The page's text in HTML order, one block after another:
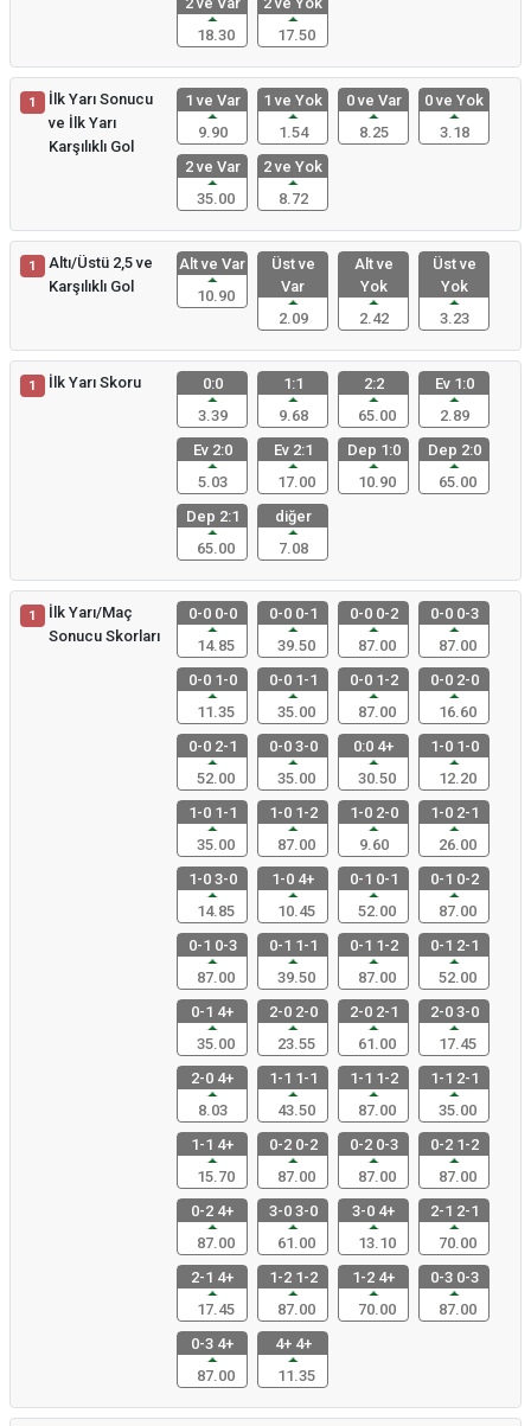
18.30
17.50
1
İlk Yarı Sonucu
ve İlk Yarı
Karşılıklı Gol
1 ve Var
9.90
1 ve Yok
1.54
0 ve Var
8.25
0 ve Yok
3.18
2 ve Var
35.00
2 ve Yok
8.72
1
Altı/Üstü 2,5 ve
Karşılıklı Gol
Alt ve Var
10.90
Üst ve
Var
2.09
Alt ve
Yok
2.42
Üst ve
Yok
3.23
1 İlk Yarı Skoru
0:0
3.39
1:1
9.68
2:2
65.00
Ev 1:0
2.89
Ev 2:0
5.03
Ev 2:1
17.00
Dep 1:0
10.90
Dep 2:0
65.00
Dep 2:1
65.00
diğer
7.08
1
İlk Yarı/Maç
Sonucu Skorları
0-0 0-0
14.85
0-0 0-1
39.50
0-0 0-2
87.00
0-0 0-3
87.00
0-0 1-0
11.35
0-0 1-1
35.00
0-0 1-2
87.00
0-0 2-0
16.60
0-0 2-1
52.00
0-0 3-0
35.00
0:0 4+
30.50
1-0 1-0
12.20
1-0 1-1
35.00
1-0 1-2
87.00
1-0 2-0
9.60
1-0 2-1
26.00
1-0 3-0
14.85
1-0 4+
10.45
0-1 0-1
52.00
0-1 0-2
87.00
0-1 0-3
87.00
0-1 1-1
39.50
0-1 1-2
87.00
0-1 2-1
52.00
0-1 4+
35.00
2-0 2-0
23.55
2-0 2-1
61.00
2-0 3-0
17.45
2-0 4+
8.03
1-1 1-1
43.50
1-1 1-2
87.00
1-1 2-1
35.00
1-1 4+
15.70
0-2 0-2
87.00
0-2 0-3
87.00
0-2 1-2
87.00
0-2 4+
87.00
3-0 3-0
61.00
3-0 4+
13.10
2-1 2-1
70.00
2-1 4+
17.45
1-2 1-2
87.00
1-2 4+
70.00
0-3 0-3
87.00
0-3 4+
87.00
4+ 4+
11.35